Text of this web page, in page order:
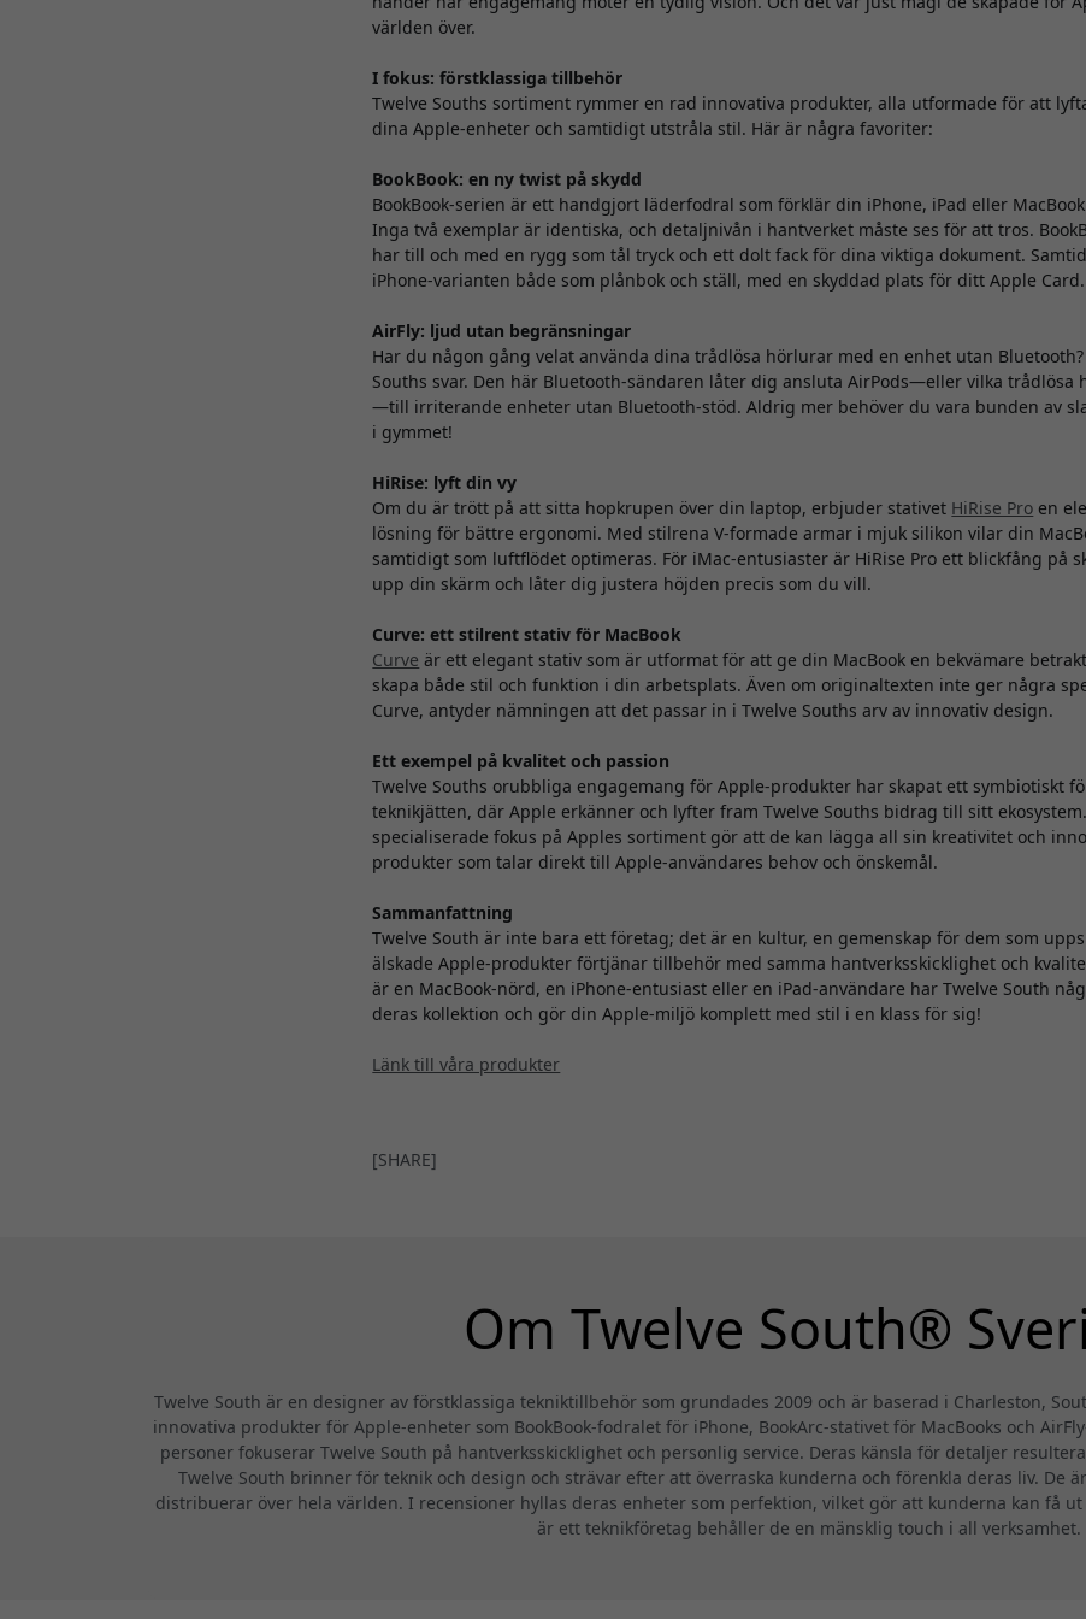
världen över.
I fokus: förstklassiga tillbehör
Twelve Souths sortiment rymmer en rad innovativa produkter, alla utformade för att
dina Apple-enheter och samtidigt utstråla stil. Här är några favoriter:
BookBook: en ny twist på skydd
BookBook-serien är ett handgjort läderfodral som förklär din iPhone, iPad eller
Inga två exemplar är identiska, och detaljnivån i hantverket måste ses för att tros.
har till och med en rygg som tål tryck och ett dolt fack för dina viktiga dokument.
iPhone-varianten både som plånbok och ställ, med en skyddad plats för ditt Apple Card.
AirFly: ljud utan begränsningar
Har du någon gång velat använda dina trådlösa hörlurar med en enhet utan
Souths svar. Den här Bluetooth-sändaren låter dig ansluta AirPods—eller vilka trådlösa
—till irriterande enheter utan Bluetooth-stöd. Aldrig mer behöver du vara bunden av
i gymmet!
HiRise: lyft din vy
Om du är trött på att sitta hopkrupen över din laptop, erbjuder stativet HiRise Pro en
lösning för bättre ergonomi. Med stilrena V-formade armar i mjuk silikon vilar din
samtidigt som luftflödet optimeras. För iMac-entusiaster är HiRise Pro ett blickfång på
upp din skärm och låter dig justera höjden precis som du vill.
Curve: ett stilrent stativ för MacBook
Curve är ett elegant stativ som är utformat för att ge din MacBook en bekvämare
skapa både stil och funktion i din arbetsplats. Även om originaltexten inte ger några
Curve, antyder nämningen att det passar in i Twelve Souths arv av innovativ design.
Ett exempel på kvalitet och passion
Twelve Souths orubbliga engagemang för Apple-produkter har skapat ett symbiotiskt
teknikjätten, där Apple erkänner och lyfter fram Twelve Souths bidrag till sitt
specialiserade fokus på Apples sortiment gör att de kan lägga all sin kreativitet och
produkter som talar direkt till Apple-användares behov och önskemål.
Sammanfattning
Twelve South är inte bara ett företag; det är en kultur, en gemenskap för dem som
älskade Apple-produkter förtjänar tillbehör med samma hantverksskicklighet och
är en MacBook-nörd, en iPhone-entusiast eller en iPad-användare har Twelve South
deras kollektion och gör din Apple-miljö komplett med stil i en klass för sig!
Länk till våra produkter
[SHARE]
Om Twelve South®
Twelve South är en designer av förstklassiga tekniktillbehör som grundades 2009 och är baserad i Charleston,
innovativa produkter för Apple-enheter som BookBook-fodralet för iPhone, BookArc-stativet för MacBooks och
personer fokuserar Twelve South på hantverksskicklighet och personlig service. Deras känsla för detaljer
Twelve South brinner för teknik och design och strävar efter att överraska kunderna och förenkla deras liv. De
distribuerar över hela världen. I recensioner hyllas deras enheter som perfektion, vilket gör att kunderna kan få ut
är ett teknikföretag behåller de en mänsklig touch i all verksamhet.